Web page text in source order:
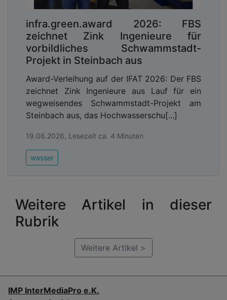
infra.green.award 2026: FBS
zeichnet Zink Ingenieure für
vorbildliches Schwammstadt-
Projekt in Steinbach aus
Award-Verleihung auf der IFAT 2026: Der FBS
zeichnet Zink Ingenieure aus Lauf für ein
wegweisendes Schwammstadt-Projekt am
Steinbach aus, das Hochwasserschu[...]
19.06.2026, Lesezeit ca. 4 Minuten
wasser
Weitere Artikel in dieser
Rubrik
Weitere Artikel >
IMP InterMediaPro e.K.